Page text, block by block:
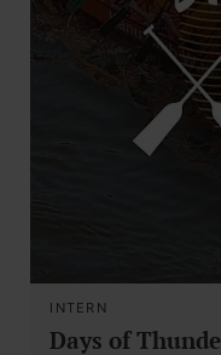
INTERN
Days of